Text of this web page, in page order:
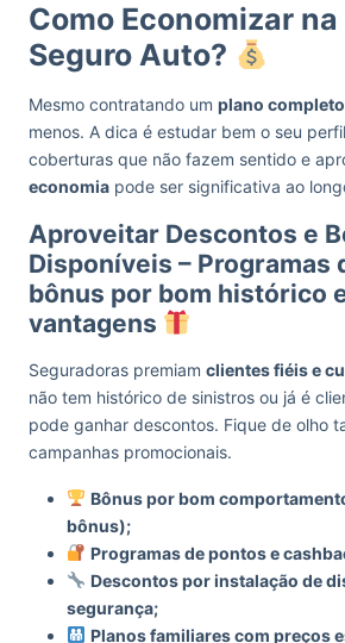
Como Economizar
Seguro Auto?
Mesmo contratando um plano completo
menos. A dica é estudar bem o seu
coberturas que não fazem sentido e
economia pode ser significativa ao
Aproveitar Descontos e
Disponíveis – Programas
bônus por bom histórico
vantagens
Seguradoras premiam clientes fiéis e
não tem histórico de sinistros ou já é
pode ganhar descontos. Fique de olho
campanhas promocionais.
Bônus por bom
bônus);
Programas de pontos e
Descontos por instalação de
segurança;
Planos familiares com preços